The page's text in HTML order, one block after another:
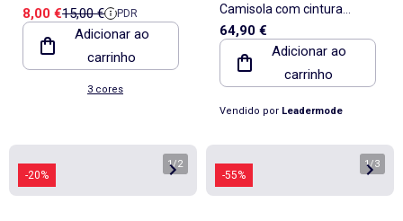
estampados
Preço de venda
8,00 €Preço de referência
15,00 € PDR
Adicionar ao
carrinho
3 cores
Camisola com cintura
elástica - Tommy Hilfiger
64,90 €
Adicionar ao
carrinho
Vendido por Leadermode
-20%
1/2
-55%
1/3